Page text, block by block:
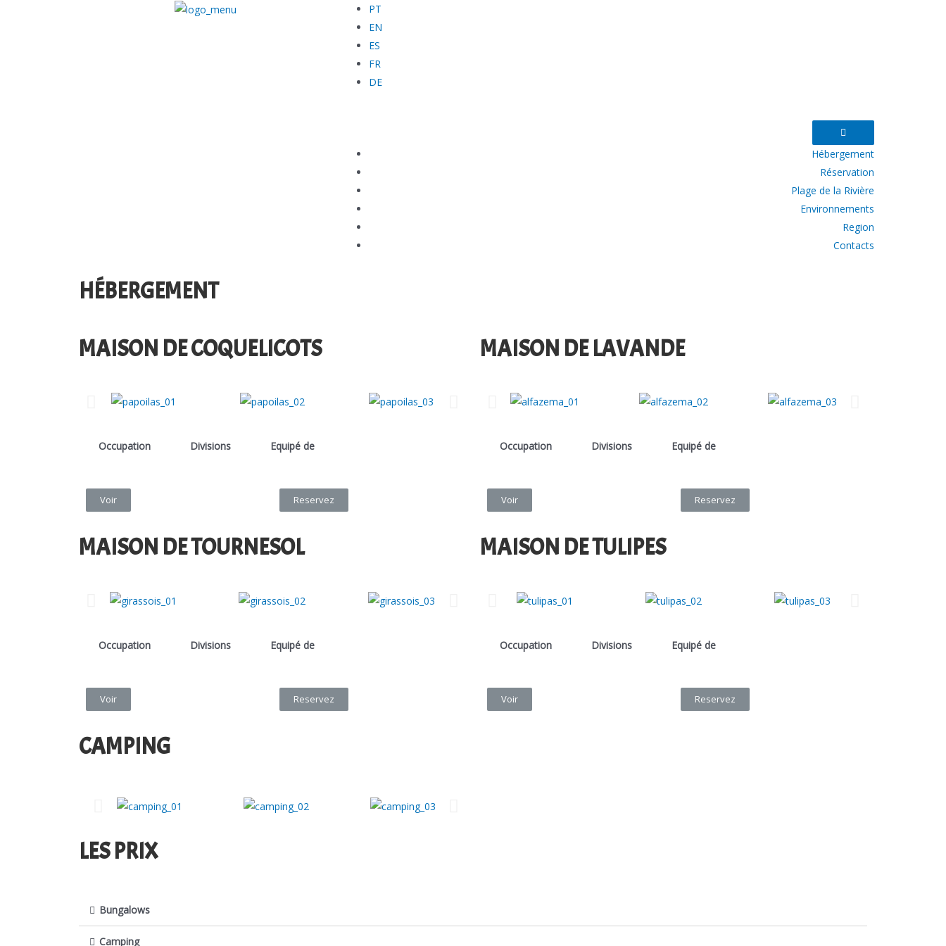
PT
EN
ES
FR
DE
Hébergement
Réservation
Plage de la Rivière
Environnements
Region
Contacts
HÉBERGEMENT
MAISON DE COQUELICOTS
Occupation Divisions Equipé de
Voir Reservez
MAISON DE LAVANDE
Occupation Divisions Equipé de
Voir Reservez
MAISON DE TOURNESOL
Occupation Divisions Equipé de
Voir Reservez
MAISON DE TULIPES
Occupation Divisions Equipé de
Voir Reservez
CAMPING
LES PRIX
Bungalows
Camping